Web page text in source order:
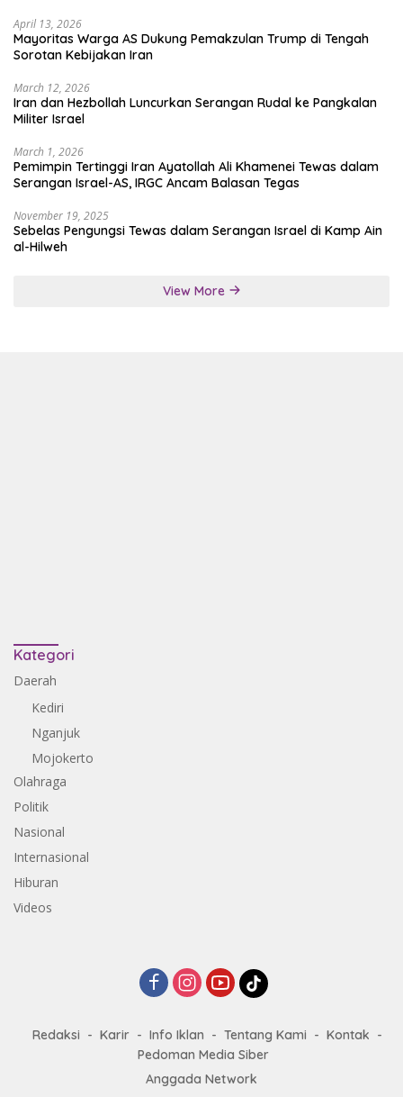
April 13, 2026
Mayoritas Warga AS Dukung Pemakzulan Trump di Tengah
Sorotan Kebijakan Iran
March 12, 2026
Iran dan Hezbollah Luncurkan Serangan Rudal ke Pangkalan
Militer Israel
March 1, 2026
Pemimpin Tertinggi Iran Ayatollah Ali Khamenei Tewas dalam
Serangan Israel-AS, IRGC Ancam Balasan Tegas
November 19, 2025
Sebelas Pengungsi Tewas dalam Serangan Israel di Kamp Ain
al-Hilweh
View More
Kategori
Daerah
Kediri
Nganjuk
Mojokerto
Olahraga
Politik
Nasional
Internasional
Hiburan
Videos
Redaksi Karir Info Iklan Tentang Kami
Kontak
Pedoman Media Siber
Anggada Network